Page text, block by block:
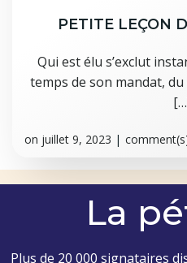
PETITE LEÇON
Qui est élu s’exclut
temps de son mandat,
on juillet 9, 2023 |
La
Plus de 20 000 signataires